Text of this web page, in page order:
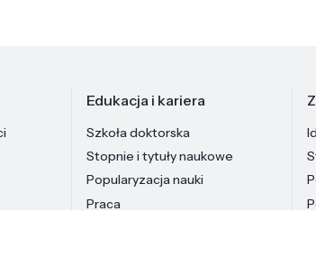
Edukacja i kariera
Szkoła doktorska
Stopnie i tytuły naukowe
Popularyzacja nauki
Praca